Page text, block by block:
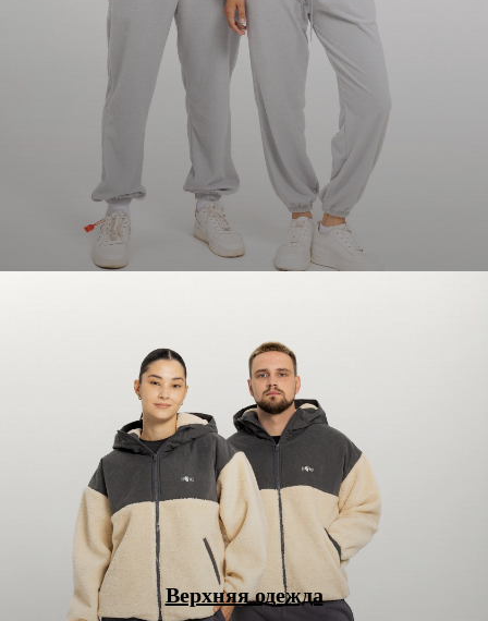
Верхняя одежда
+7 347 225 70 75
Сотрудничество по пошиву
+7 930 036 85 44